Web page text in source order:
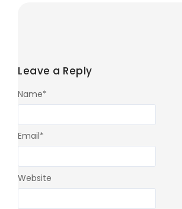
Leave a Reply
Name*
Email*
Website